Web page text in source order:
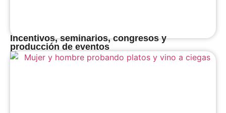
Incentivos, seminarios, congresos y
producción de eventos